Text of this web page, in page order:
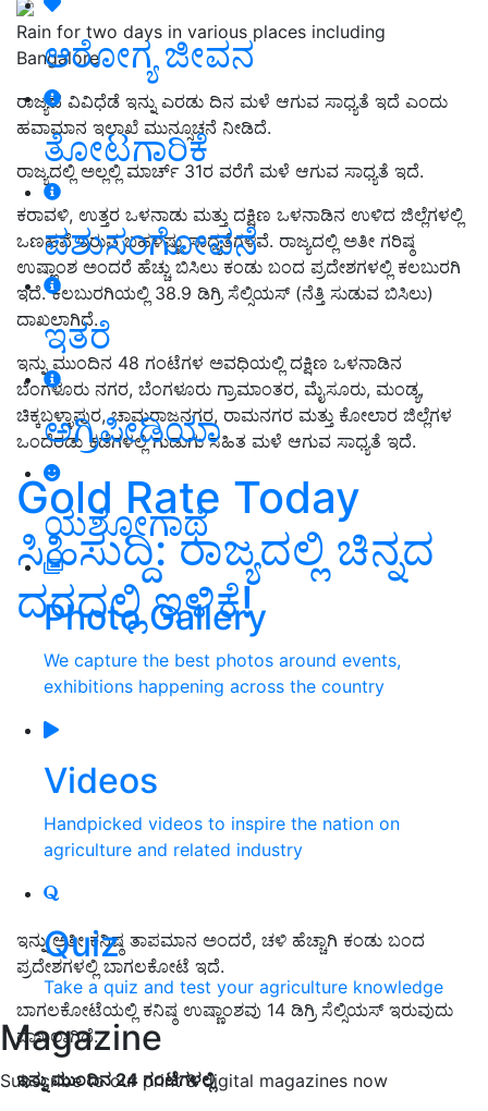
ಆರೋಗ್ಯ ಜೀವನ
ತೋಟಗಾರಿಕೆ
ಪಶುಸಂಗೋಪನೆ
ಇತರೆ
ಅಗ್ರಿಪೀಡಿಯಾ
ಯಶೋಗಾಥೆ
Photo Gallery
We capture the best photos around events,
exhibitions happening across the country
Videos
Handpicked videos to inspire the nation on
agriculture and related industry
Quiz
Take a quiz and test your agriculture knowledge
Magazine
Subscribe to our print & digital magazines now
Rain for two days in various places including
Bangalore
ರಾಜ್ಯದ ವಿವಿಧೆಡೆ ಇನ್ನು ಎರಡು ದಿನ ಮಳೆ ಆಗುವ ಸಾಧ್ಯತೆ ಇದೆ ಎಂದು
ಹವಾಮಾನ ಇಲಾಖೆ ಮುನ್ಸೂಚನೆ ನೀಡಿದೆ.
ರಾಜ್ಯದಲ್ಲಿ ಅಲ್ಲಲ್ಲಿ ಮಾರ್ಚ್‌ 31ರ ವರೆಗೆ ಮಳೆ ಆಗುವ ಸಾಧ್ಯತೆ ಇದೆ.
ಕರಾವಳಿ, ಉತ್ತರ ಒಳನಾಡು ಮತ್ತು ದಕ್ಷಿಣ ಒಳನಾಡಿನ ಉಳಿದ ಜಿಲ್ಲೆಗಳಲ್ಲಿ
ಒಣಹವೆ ಇರುವ ಬಹಳಷ್ಟು ಸಾಧ್ಯತೆಗಳಿವೆ. ರಾಜ್ಯದಲ್ಲಿ ಅತೀ ಗರಿಷ್ಠ
ಉಷ್ಣಾಂಶ ಅಂದರೆ ಹೆಚ್ಚು ಬಿಸಿಲು ಕಂಡು ಬಂದ ಪ್ರದೇಶಗಳಲ್ಲಿ ಕಲಬುರಗಿ
ಇದೆ. ಕಲಬುರಗಿಯಲ್ಲಿ 38.9 ಡಿಗ್ರಿ ಸೆಲ್ಸಿಯಸ್‌ (ನೆತ್ತಿ ಸುಡುವ ಬಿಸಿಲು)
ದಾಖಲಾಗಿದೆ.
ಇನ್ನು ಮುಂದಿನ 48 ಗಂಟೆಗಳ ಅವಧಿಯಲ್ಲಿ ದಕ್ಷಿಣ ಒಳನಾಡಿನ
ಬೆಂಗಳೂರು ನಗರ, ಬೆಂಗಳೂರು ಗ್ರಾಮಾಂತರ, ಮೈಸೂರು, ಮಂಡ್ಯ,
ಚಿಕ್ಕಬಳ್ಳಾಪುರ, ಚಾಮರಾಜನಗರ, ರಾಮನಗರ ಮತ್ತು ಕೋಲಾರ ಜಿಲ್ಲೆಗಳ
ಒಂದೆರಡು ಕಡೆಗಳಲ್ಲಿ ಗುಡುಗು ಸಹಿತ ಮಳೆ ಆಗುವ ಸಾಧ್ಯತೆ ಇದೆ.
Gold Rate Today
ಸಿಹಿಸುದ್ದಿ: ರಾಜ್ಯದಲ್ಲಿ ಚಿನ್ನದ
ದರದಲ್ಲಿ ಇಳಿಕೆ!
ಇನ್ನು ಅತೀ ಕನಿಷ್ಠ ತಾಪಮಾನ ಅಂದರೆ, ಚಳಿ ಹೆಚ್ಚಾಗಿ ಕಂಡು ಬಂದ
ಪ್ರದೇಶಗಳಲ್ಲಿ ಬಾಗಲಕೋಟೆ ಇದೆ.
ಬಾಗಲಕೋಟೆಯಲ್ಲಿ ಕನಿಷ್ಠ ಉಷ್ಣಾಂಶವು 14 ಡಿಗ್ರಿ ಸೆಲ್ಸಿಯಸ್‌ ಇರುವುದು
ದಾಖಲಾಗಿದೆ.
ಇನ್ನು ಮುಂದಿನ 24 ಗಂಟೆಗಳಲ್ಲಿ